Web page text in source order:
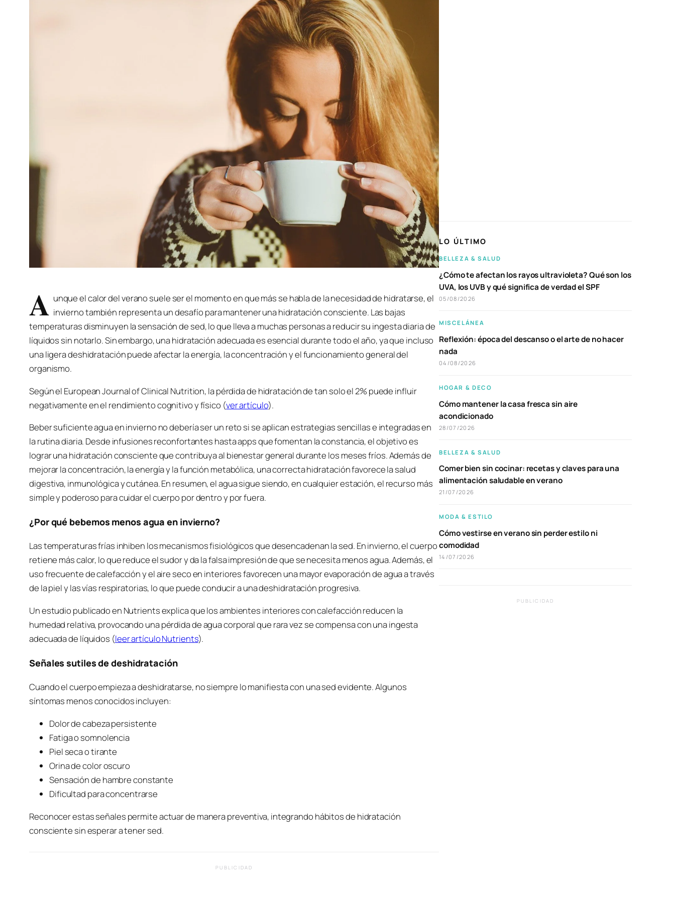
A unque el calor del verano suele ser el momento en que más se habla de la necesidad de hidratarse, el
invierno también representa un desafío para mantener una hidratación consciente. Las bajas
temperaturas disminuyen la sensación de sed, lo que lleva a muchas personas a reducir su ingesta diaria de
líquidos sin notarlo. Sin embargo, una hidratación adecuada es esencial durante todo el año, ya que incluso
una ligera deshidratación puede afectar la energía, la concentración y el funcionamiento general del
organismo.
Según el European Journal of Clinical Nutrition, la pérdida de hidratación de tan solo el 2% puede influir
negativamente en el rendimiento cognitivo y físico (ver artículo).
Beber suficiente agua en invierno no debería ser un reto si se aplican estrategias sencillas e integradas en
la rutina diaria. Desde infusiones reconfortantes hasta apps que fomentan la constancia, el objetivo es
lograr una hidratación consciente que contribuya al bienestar general durante los meses fríos. Además de
mejorar la concentración, la energía y la función metabólica, una correcta hidratación favorece la salud
digestiva, inmunológica y cutánea. En resumen, el agua sigue siendo, en cualquier estación, el recurso más
simple y poderoso para cuidar el cuerpo por dentro y por fuera.
¿Por qué bebemos menos agua en invierno?
Las temperaturas frías inhiben los mecanismos fisiológicos que desencadenan la sed. En invierno, el cuerpo
retiene más calor, lo que reduce el sudor y da la falsa impresión de que se necesita menos agua. Además, el
uso frecuente de calefacción y el aire seco en interiores favorecen una mayor evaporación de agua a través
de la piel y las vías respiratorias, lo que puede conducir a una deshidratación progresiva.
Un estudio publicado en Nutrients explica que los ambientes interiores con calefacción reducen la
humedad relativa, provocando una pérdida de agua corporal que rara vez se compensa con una ingesta
adecuada de líquidos (leer artículo Nutrients).
Señales sutiles de deshidratación
Cuando el cuerpo empieza a deshidratarse, no siempre lo manifiesta con una sed evidente. Algunos
síntomas menos conocidos incluyen:
Dolor de cabeza persistente
Fatiga o somnolencia
Piel seca o tirante
Orina de color oscuro
Sensación de hambre constante
Dificultad para concentrarse
Reconocer estas señales permite actuar de manera preventiva, integrando hábitos de hidratación
consciente sin esperar a tener sed.
PUBLICIDAD
LO ÚLTIMO
BELLEZA & SALUD
¿Cómo te afectan los rayos ultravioleta? Qué son los
UVA, los UVB y qué significa de verdad el SPF
05/08/2026
MISCELÁNEA
Reflexión: época del descanso o el arte de no hacer
nada
04/08/2026
HOGAR & DECO
Cómo mantener la casa fresca sin aire
acondicionado
28/07/2026
BELLEZA & SALUD
Comer bien sin cocinar: recetas y claves para una
alimentación saludable en verano
21/07/2026
MODA & ESTILO
Cómo vestirse en verano sin perder estilo ni
comodidad
14/07/2026
PUBLICIDAD